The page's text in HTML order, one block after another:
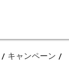
/ キャンペーン /